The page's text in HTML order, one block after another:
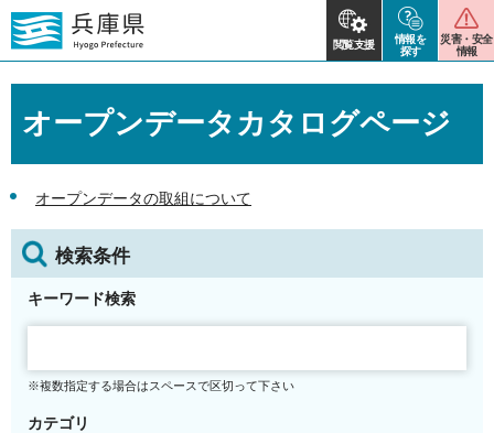
閲覧支援
情報を
探す
災害・安全
情報
オープンデータカタログページ
オープンデータの取組について
検索条件
キーワード検索
※複数指定する場合はスペースで区切って下さい
カテゴリ